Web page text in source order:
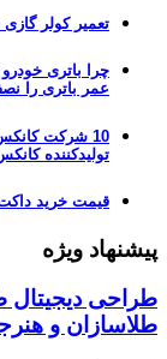
تعمیر کولر
عمر باتری را
10 شرکت
تولیدکننده کانکس در
قیمت خرید داکت
پیشنهاد ویژه
طراحی دیجیتال
طلاسازان و